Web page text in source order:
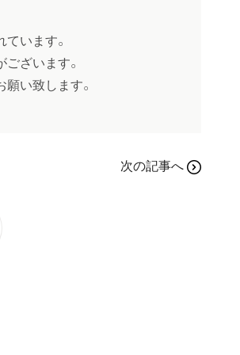
います。
ざいます。
願い致します。
次の記事へ